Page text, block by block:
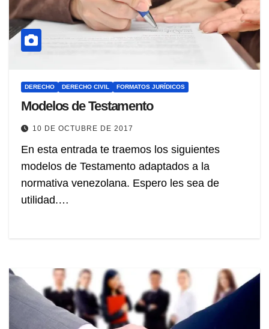
DERECHO DERECHO CIVIL FORMATOS JURÍDICOS
Modelos de Testamento
10 DE OCTUBRE DE 2017
En esta entrada te traemos los siguientes
modelos de Testamento adaptados a la
normativa venezolana. Espero les sea de
utilidad.…